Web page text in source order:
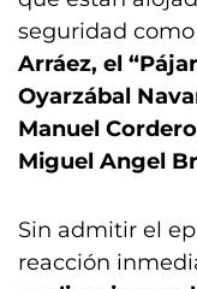
seguridad
Arráez, el
Oyarzábal
Manuel
Miguel Angel
Sin admitir el
reacción